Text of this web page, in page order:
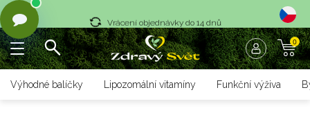
Rychlé dodání <36 hodin 0
Výhodné balíčky Lipozomální vitamíny Funkční výživa